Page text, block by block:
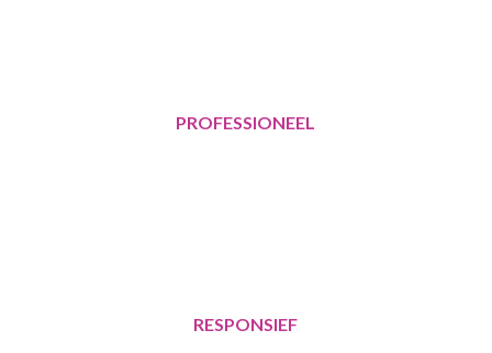
PROFESSIONEEL
RESPONSIEF